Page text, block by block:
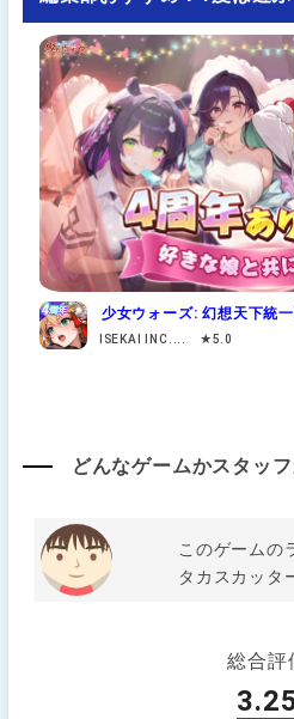
少女ウォーズ: 幻想天下統
ISEKAI INC.... ★5.0
どんなゲームかスタッフ
このゲームの
タカスカッタ
総合評